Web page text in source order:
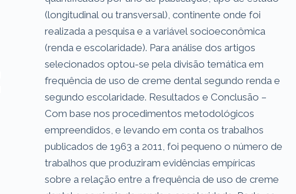
(longitudinal ou transversal), continente onde foi
realizada a pesquisa e a variável socioeconômica
(renda e escolaridade). Para análise dos artigos
selecionados optou-se pela divisão temática em
frequência de uso de creme dental segundo renda e
segundo escolaridade. Resultados e Conclusão –
Com base nos procedimentos metodológicos
empreendidos, e levando em conta os trabalhos
publicados de 1963 a 2011, foi pequeno o número de
trabalhos que produziram evidências empíricas
sobre a relação entre a frequência de uso de creme